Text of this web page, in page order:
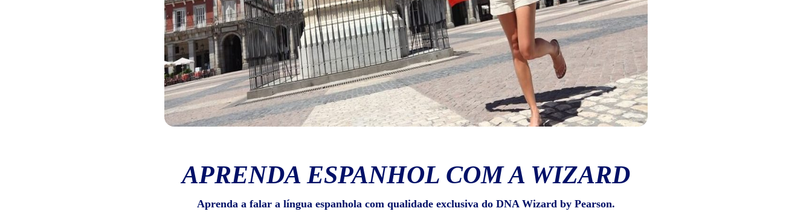
APRENDA ESPANHOL COM A WIZARD
Aprenda a falar a língua espanhola com qualidade exclusiva do DNA Wizard by Pearson.